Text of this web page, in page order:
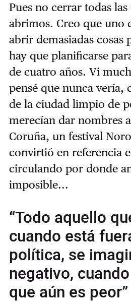
Pues no cerrar todas las
abrimos. Creo que uno
abrir demasiadas cosas
hay que planificarse
de cuatro años. Vi
pensé que nunca vería,
de la ciudad limpio de
merecían dar nombres
Coruña, un festival
convirtió en referencia
circulando por donde
imposible...
“Todo aquello
cuando está
política, se
negativo,
que aún es peor”